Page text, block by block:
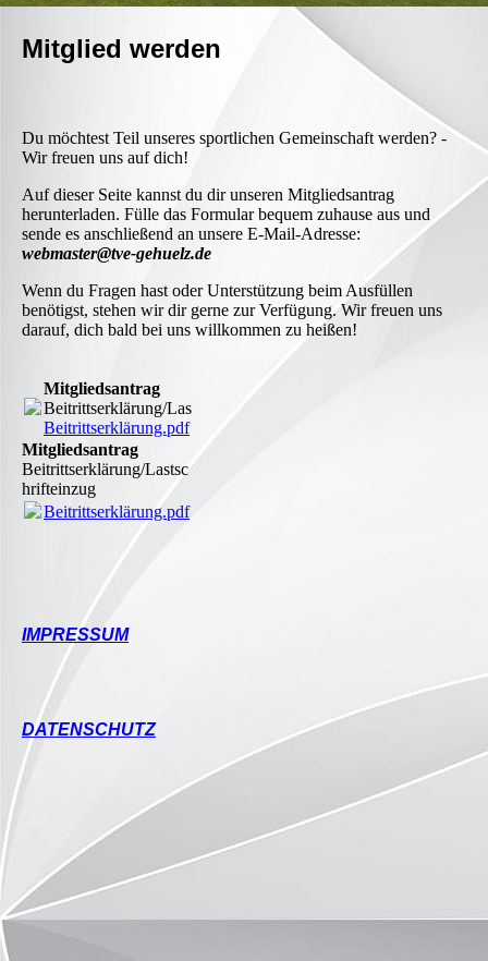
Mitglied werden
Du möchtest Teil unseres sportlichen Gemeinschaft werden? -
Wir freuen uns auf dich!
Auf dieser Seite kannst du dir unseren Mitgliedsantrag
herunterladen. Fülle das Formular bequem zuhause aus und
sende es anschließend an unsere E-Mail-Adresse:
webmaster@tve-gehuelz.de
Wenn du Fragen hast oder Unterstützung beim Ausfüllen
benötigst, stehen wir dir gerne zur Verfügung. Wir freuen uns
darauf, dich bald bei uns willkommen zu heißen!
Mitgliedsantrag
Beitrittserklärung/Lastschrifteinzug
Beitrittserklärung.pdf(767.7KB)
Mitgliedsantrag
Beitrittserklärung/Lastsc
hrifteinzug
Beitrittserklärung.pdf(767.7KB)
IMPRESSUM
DATENSCHUTZ